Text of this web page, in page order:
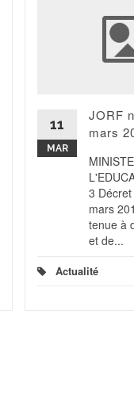
11
MAR
JORF
mars
3
mars
tenue à
et de...
Actualité